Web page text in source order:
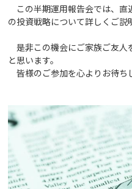
この半期運用報告会では、直
の投資戦略について詳しくご説
是非この機会にご家族ご友人
と思います。
皆様のご参加を心よりお待ち